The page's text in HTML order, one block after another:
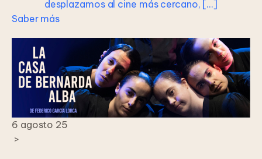
desplazamos al cine más cercano, […]
Saber más
6 agosto 25
>